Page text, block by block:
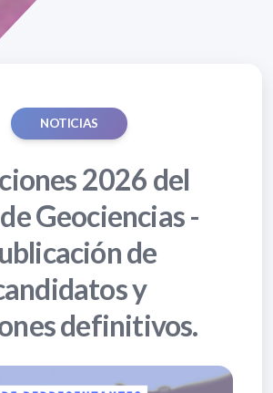
NOTICIAS
2026 del
Geociencias -
de
y
definitivos.